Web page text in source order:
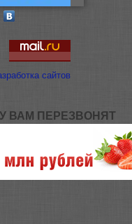
сайтов
ВАМ ПЕРЕЗВОНЯТ